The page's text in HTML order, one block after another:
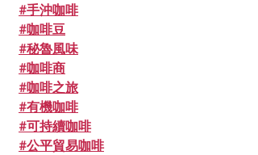
#手沖咖啡
#咖啡豆
#秘魯風味
#咖啡商
#咖啡之旅
#有機咖啡
#可持續咖啡
#公平貿易咖啡